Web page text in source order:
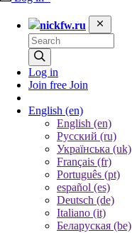
nickfw.ru
Log in
Join free Join
English (en)
English (en)
Русский (ru)
Українська (uk)
Français (fr)
Português (pt)
español (es)
Deutsch (de)
Italiano (it)
Беларуская (be)